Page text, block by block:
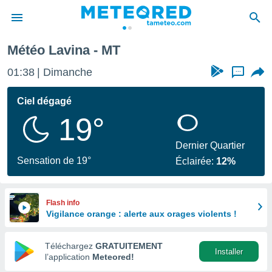
de
Météo Lavina - MT
01:38 Dimanche ...
Ciel dégagé
19°
Sensation de 19°
Dernier Quartier
Éclairée: 12%
Flash info
Vigilance orange : alerte aux orages violents !
Téléchargez GRATUITEMENT
l’application Meteored!
Installer